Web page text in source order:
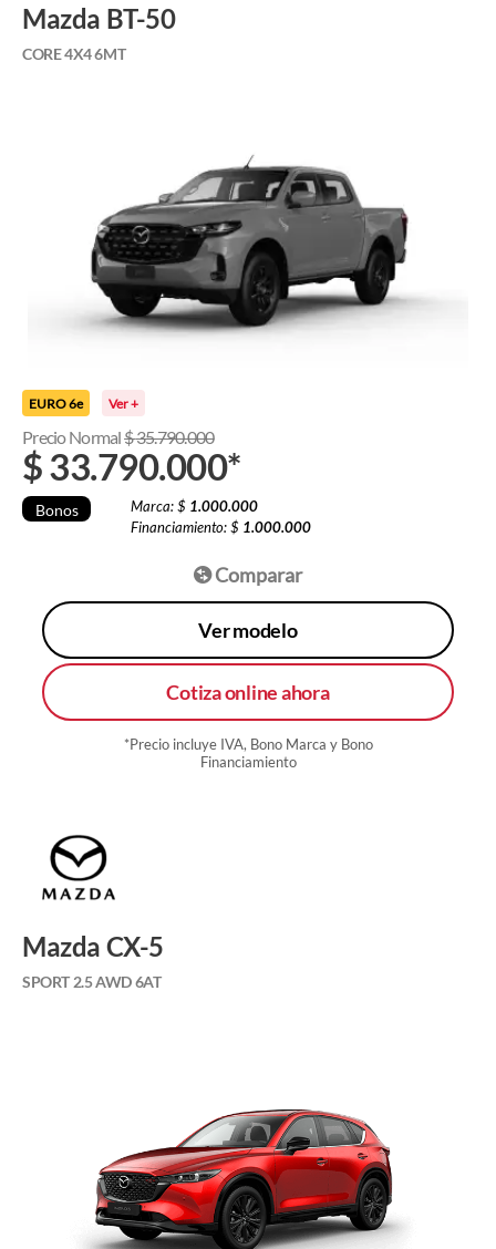
Mazda BT-50
CORE 4X4 6MT
EURO 6e Ver +
Precio Normal$35.790.000
$33.790.000*
Bonos Marca: $ 1.000.000
Financiamiento: $ 1.000.000
Comparar
Ver modelo
Cotiza online ahora
*Precio incluye IVA, Bono Marca y Bono
Financiamiento
Mazda CX-5
SPORT 2.5 AWD 6AT